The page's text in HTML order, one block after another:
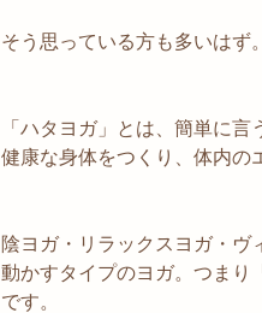
そう思っている方も多いはず。
「ハタヨガ」とは、簡単に言
健康な身体をつくり、体内の
陰ヨガ・リラックスヨガ・ヴ
動かすタイプのヨガ。つまり
です。